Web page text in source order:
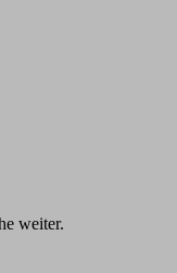
weiter.